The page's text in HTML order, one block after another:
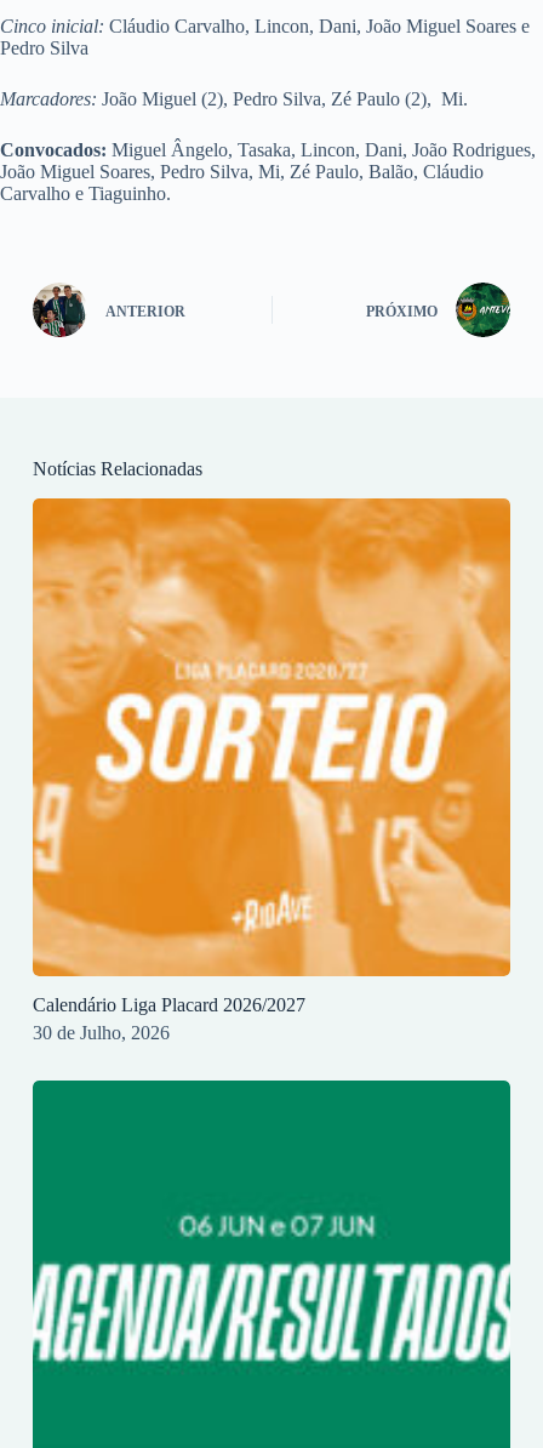
Cinco inicial: Cláudio Carvalho, Lincon, Dani, João Miguel Soares e
Pedro Silva
Marcadores: João Miguel (2), Pedro Silva, Zé Paulo (2), Mi.
Convocados: Miguel Ângelo, Tasaka, Lincon, Dani, João Rodrigues,
João Miguel Soares, Pedro Silva, Mi, Zé Paulo, Balão, Cláudio
Carvalho e Tiaguinho.
ANTERIOR PRÓXIMO
Notícias Relacionadas
Calendário Liga Placard 2026/2027
30 de Julho, 2026